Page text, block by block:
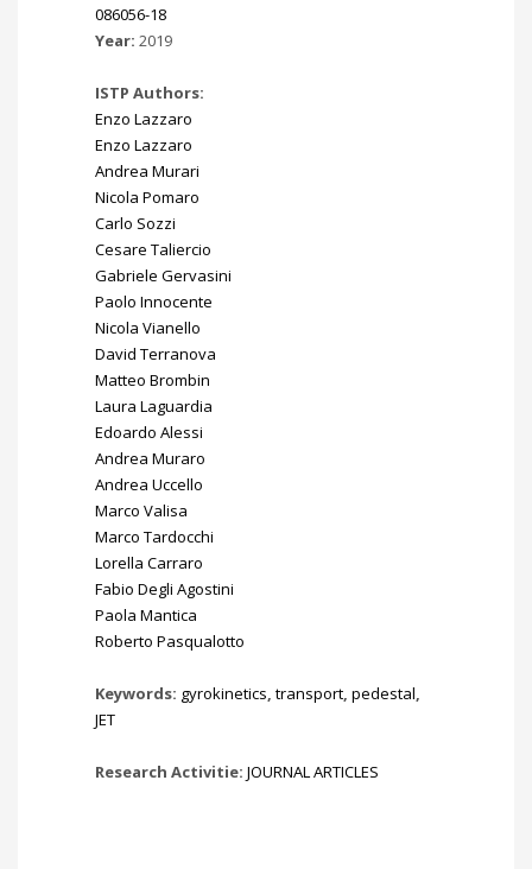
086056-18
Year: 2019
ISTP Authors:
Enzo Lazzaro
Enzo Lazzaro
Andrea Murari
Nicola Pomaro
Carlo Sozzi
Cesare Taliercio
Gabriele Gervasini
Paolo Innocente
Nicola Vianello
David Terranova
Matteo Brombin
Laura Laguardia
Edoardo Alessi
Andrea Muraro
Andrea Uccello
Marco Valisa
Marco Tardocchi
Lorella Carraro
Fabio Degli Agostini
Paola Mantica
Roberto Pasqualotto
Keywords: gyrokinetics, transport, pedestal,
JET
Research Activitie: JOURNAL ARTICLES